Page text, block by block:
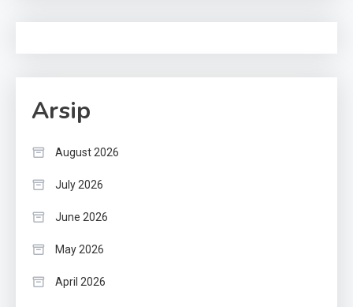
Arsip
August 2026
July 2026
June 2026
May 2026
April 2026